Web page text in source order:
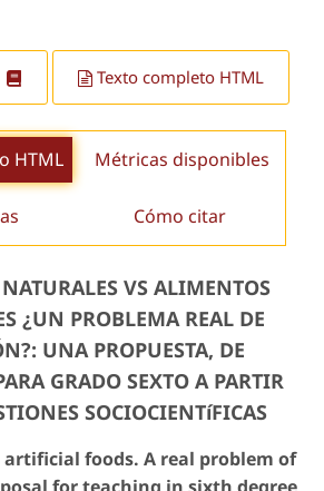
Texto completo HTML
HTML Métricas disponibles
Cómo citar
VS ALIMENTOS
¿UN PROBLEMA REAL DE
UNA PROPUESTA, DE
GRADO SEXTO A PARTIR
SOCIOCIENTíFICAS
foods. A real problem of